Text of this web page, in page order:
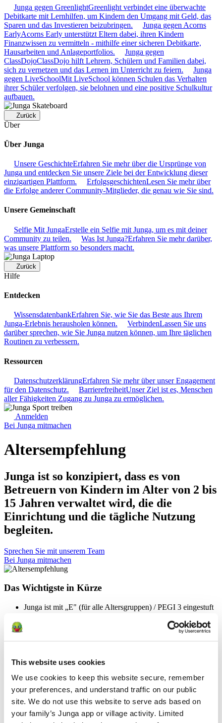
This website uses cookies
We use cookies to keep this website secure, remember
your preferences, and understand traffic on our public
site. We do not use this website to serve ads based on
your family’s Junga app or village activity. Limited
Junga gegen GreenlightGreenlight verbindet eine überwachte
Debitkarte mit Lernhilfen, um Kindern den Umgang mit Geld, das
Sparen und das Investieren beizubringen.
Junga gegen Acorns
EarlyAcorns Early unterstützt Eltern dabei, ihren Kindern
Finanzwissen zu vermitteln - mithilfe einer sicheren Debitkarte,
Hausarbeiten und Anlageportfolios.
Junga gegen
ClassDojoClassDojo hilft Lehrern, Schülern und Familien dabei,
sich zu vernetzen und das Lernen im Unterricht zu feiern.
Junga
gegen LiveSchoolMit LiveSchool können Schulen das Verhalten
ihrer Schüler verfolgen, sie belohnen und eine positive Schulkultur
aufbauen.
Zurück
Über
Über Junga
Unsere GeschichteErfahren Sie mehr über die Ursprünge von
Junga und entdecken Sie unsere Ziele bei der Entwicklung dieser
einzigartigen Plattform.
ErfolgsgeschichtenLesen Sie mehr über
die Erfolge anderer Community-Mitglieder, die genau wie Sie sind.
Unsere Gemeinschaft
Selfie Mit JungaErstelle ein Selfie mit Junga, um es mit deiner
Community zu teilen.
Was Ist Junga?Erfahren Sie mehr darüber,
was unsere Plattform so besonders macht.
Zurück
Hilfe
Entdecken
WissensdatenbankErfahren Sie, wie Sie das Beste aus Ihrem
Junga-Erlebnis herausholen können.
VerbindenLassen Sie uns
darüber sprechen, wie Sie Junga nutzen können, um Ihre täglichen
Routinen zu verbessern.
Ressourcen
DatenschutzerklärungErfahren Sie mehr über unser Engagement
für den Datenschutz.
BarrierefreiheitUnser Ziel ist es, Menschen
aller Fähigkeiten Zugang zu Junga zu ermöglichen.
Anmelden
Bei Junga mitmachen
Altersempfehlung
Junga ist so konzipiert, dass es von
Betreuern von Kindern im Alter von 2 bis
15 Jahren verwaltet wird, die die
Einrichtung und die tägliche Nutzung
begleiten.
Sprechen Sie mit unserem Team
Bei Junga mitmachen
Das Wichtigste in Kürze
Junga ist mit „E" (für alle Altersgruppen) / PEGI 3 eingestuft
Unsere Inhalte und unser Erlebnis sind in erster Linie für
Kinder im Alter von 2 bis 15 Jahren konzipiert, doch Junga
Junga soll ein positiver, sicherer Ort sein, an dem sich Keeper
Selbstvertrauen und die gesunde Entwicklung ihrer Kinder
konzentrieren können.
Junga erlaubt keine Inhalte, die politische, religiöse,
gewalttätige, glücksspielbezogene, angstauslösende,
drogenbezogene oder trendorientierte Themen behandeln.